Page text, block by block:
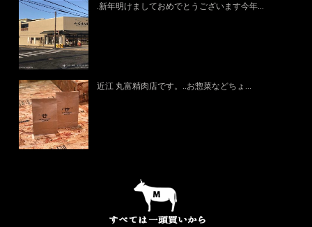
.新年明けましておめでとうございます今年...
近江 丸富精肉店です。..お惣菜などちょ...